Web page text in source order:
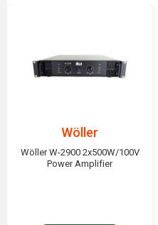
Wöller
Wöller W-2900 2x500W/100V
Power Amplifier